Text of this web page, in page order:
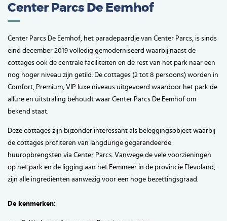
Center Parcs De Eemhof
Center Parcs De Eemhof, het paradepaardje van Center Parcs, is sinds
eind december 2019 volledig gemoderniseerd waarbij naast de
cottages ook de centrale faciliteiten en de rest van het park naar een
nog hoger niveau zijn getild. De cottages (2 tot 8 persoons) worden in
Comfort, Premium, VIP luxe niveaus uitgevoerd waardoor het park de
allure en uitstraling behoudt waar Center Parcs De Eemhof om
bekend staat.
Deze cottages zijn bijzonder interessant als beleggingsobject waarbij
de cottages profiteren van langdurige gegarandeerde
huuropbrengsten via Center Parcs. Vanwege de vele voorzieningen
op het park en de ligging aan het Eemmeer in de provincie Flevoland,
zijn alle ingrediënten aanwezig voor een hoge bezettingsgraad.
De kenmerken: